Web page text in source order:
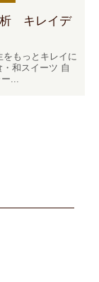
析 キレイデ
もっとキレイに
和スイーツ 自
...